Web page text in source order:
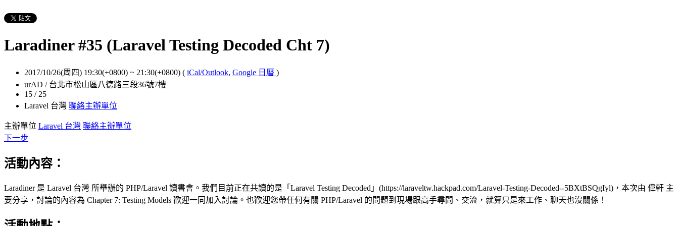
Laradiner #35 (Laravel Testing Decoded Cht 7)
2017/10/26(周四) 19:30(+0800) ~ 21:30(+0800) ( iCal/Outlook, Google 日曆 )
urAD / 台北市松山區八德路三段36號7樓
15 / 25
Laravel 台灣 聯絡主辦單位
主辦單位 Laravel 台灣 聯絡主辦單位
下一步
活動內容：
Laradiner 是 Laravel 台灣 所舉辦的 PHP/Laravel 讀書會。我們目前正在共讀的是「Laravel Testing Decoded」(https://laraveltw.hackpad.com/Laravel-Testing-Decoded--5BXtBSQgIyl)，本次由 偉軒 主
要分享，討論的內容為 Chapter 7: Testing Models 歡迎一同加入討論。也歡迎您帶任何有關 PHP/Laravel 的問題到現場跟高手尋問、交流，就算只是來工作、聊天也沒關係！